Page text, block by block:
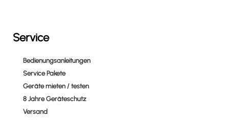
Service
Bedienungsanleitungen
Service Pakete
Geräte mieten / testen
8 Jahre Geräteschutz
Versand